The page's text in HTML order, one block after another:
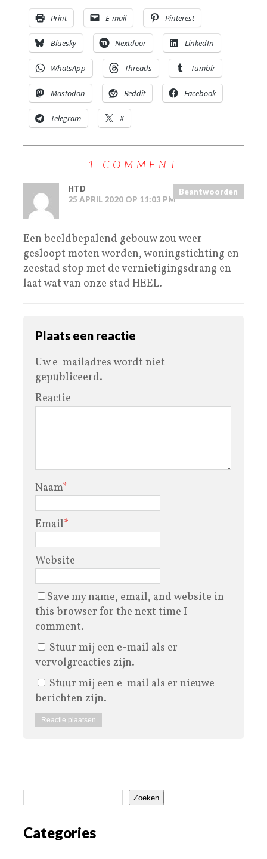
Print E-mail Pinterest
Bluesky Nextdoor LinkedIn
WhatsApp Threads Tumblr
Mastodon Reddit Facebook
Telegram X
1 COMMENT
HTD
25 APRIL 2020 OP 11:03 PM
Beantwoorden
Een beeldbepalend gebouw zou weer
gesloopt moten worden, woningstichting en
zeestad stop met de vernietigingsdrang en
laat wat van onze stad HEEL.
Plaats een reactie
Uw e-mailadres wordt niet
gepubliceerd.
Reactie
Naam*
Email*
Website
Save my name, email, and website in
this browser for the next time I
comment.
Stuur mij een e-mail als er
vervolgreacties zijn.
Stuur mij een e-mail als er nieuwe
berichten zijn.
Zoeken
Categories